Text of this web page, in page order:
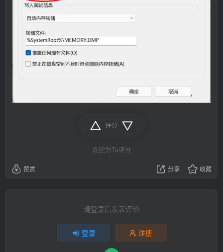
评分
欢迎为Ta评分
赞赏 分享 收藏
请登录后发表评论
登录 注册